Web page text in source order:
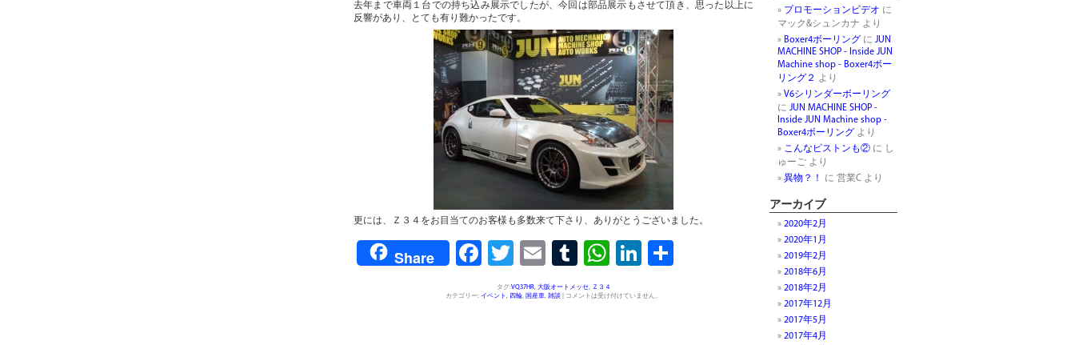
去年まで車両１台での持ち込み展示でしたが、今回は部品展示もさせて頂き、思った以上に
反響があり、とても有り難かったです。
更には、Ｚ３４をお目当てのお客様も多数来て下さり、ありがとうございました。
Share Facebook
Twitter
EmailTumblrWhatsApp
LinkedIn
タグ:VQ37HR, 大阪オートメッセ, Ｚ３４
カテゴリー: イベント , 四輪, 国産車, 雑談 コメントは受け付けていません。
プロモーションビデオ に
マック&シュンカナ より
Boxer4ボーリング に JUN
MACHINE SHOP - Inside JUN
Machine shop - Boxer4ボー
リング２ より
V6シリンダーボーリング
に JUN MACHINE SHOP -
Inside JUN Machine shop -
Boxer4ボーリング より
こんなピストンも② に し
ゅーご より
異物？！
に 営業C より
アーカイブ
2020年2月
2020年1月
2019年2月
2018年6月
2018年2月
2017年12月
2017年5月
2017年4月